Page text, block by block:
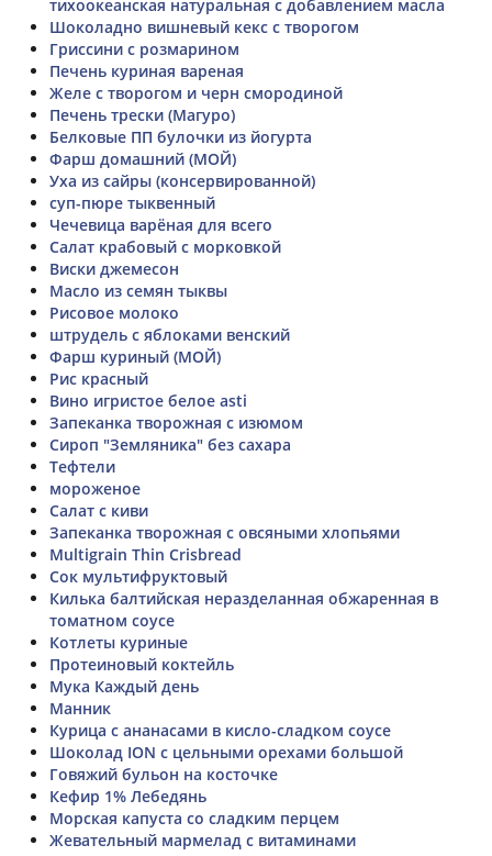
тихоокеанская натуральная с добавлением масла
Шоколадно вишневый кекс с творогом
Гриссини с розмарином
Печень куриная вареная
Желе с творогом и черн смородиной
Печень трески (Магуро)
Белковые ПП булочки из йогурта
Фарш домашний (МОЙ)
Уха из сайры (консервированной)
суп-пюре тыквенный
Чечевица варёная для всего
Салат крабовый с морковкой
Виски джемесон
Масло из семян тыквы
Рисовое молоко
штрудель с яблоками венский
Фарш куриный (МОЙ)
Рис красный
Вино игристое белое asti
Запеканка творожная с изюмом
Сироп "Земляника" без сахара
Тефтели
мороженое
Салат с киви
Запеканка творожная с овсяными хлопьями
Multigrain Thin Crisbread
Сок мультифруктовый
Килька балтийская неразделанная обжаренная в
томатном соусе
Котлеты куриные
Протеиновый коктейль
Мука Каждый день
Манник
Курица с ананасами в кисло-сладком соусе
Шоколад ION с цельными орехами большой
Говяжий бульон на косточке
Кефир 1% Лебедянь
Морская капуста со сладким перцем
Жевательный мармелад с витаминами